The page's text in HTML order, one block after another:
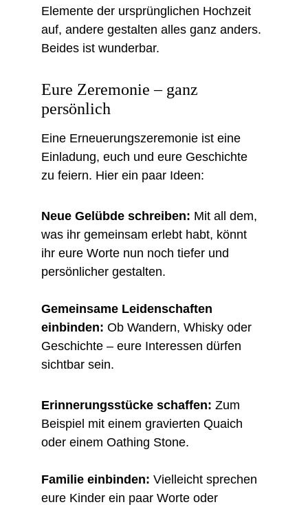
Elemente der ursprünglichen Hochzeit
auf, andere gestalten alles ganz anders.
Beides ist wunderbar.
Eure Zeremonie – ganz
persönlich
Eine Erneuerungszeremonie ist eine
Einladung, euch und eure Geschichte
zu feiern. Hier ein paar Ideen:
Neue Gelübde schreiben: Mit all dem,
was ihr gemeinsam erlebt habt, könnt
ihr eure Worte nun noch tiefer und
persönlicher gestalten.
Gemeinsame Leidenschaften
einbinden: Ob Wandern, Whisky oder
Geschichte – eure Interessen dürfen
sichtbar sein.
Erinnerungsstücke schaffen: Zum
Beispiel mit einem gravierten Quaich
oder einem Oathing Stone.
Familie einbinden: Vielleicht sprechen
eure Kinder ein paar Worte oder